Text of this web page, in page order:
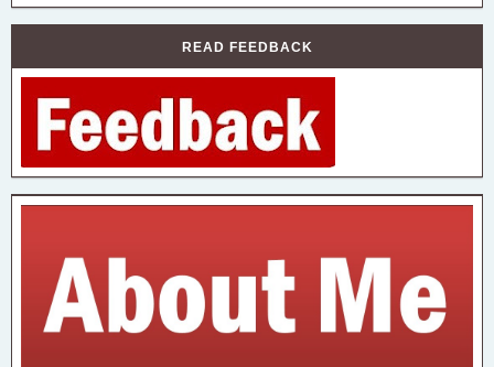
READ FEEDBACK